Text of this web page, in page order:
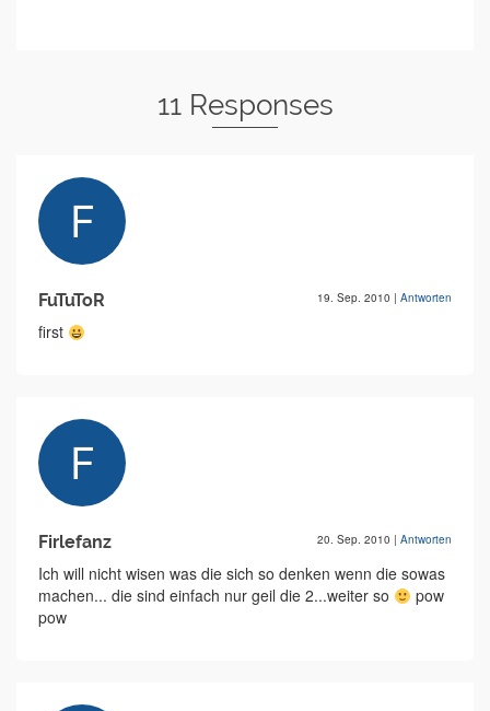
11 Responses
FuTuToR 19. Sep. 2010 | Antworten
first
Firlefanz 20. Sep. 2010 | Antworten
Ich will nicht wisen was die sich so denken wenn die sowas
machen... die sind einfach nur geil die 2...weiter so
pow
pow